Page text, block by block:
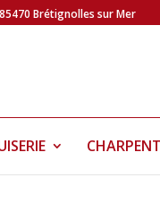
Brétignolles sur Mer